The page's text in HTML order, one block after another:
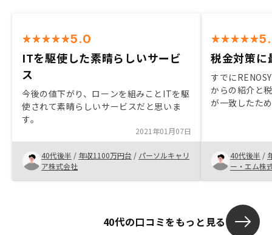
5.0
ITを駆使した素晴らしいサービ
ス
今後の値下がり、ローンを組みことITを駆
使されて素晴らしいサービスだと思いま
す。
2021年01月07日
40代後半 / 年収1100万円台 / パーソルキャリ
ア株式会社
税金対策に
すでに
からの紹介と
が一致したた
告などのサポ
す。 40代後半 /
ー・エム株
40代の口コミをもっと見る